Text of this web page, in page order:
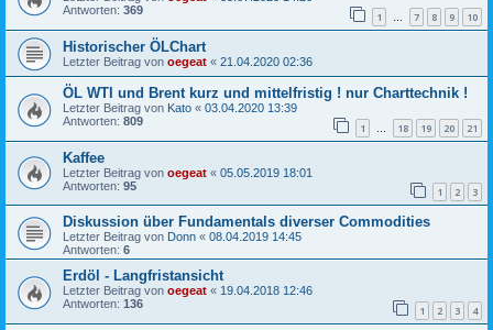
Antworten: 369 1 … 7 8 9 10
Historischer ÖLChart
Letzter Beitrag von oegeat « 21.04.2020 02:36
ÖL WTI und Brent kurz und mittelfristig ! nur Charttechnik !
Letzter Beitrag von Kato « 03.04.2020 13:39
Antworten: 809 1 … 18 19 20 21
Kaffee
Letzter Beitrag von oegeat « 05.05.2019 18:01
Antworten: 95 1 2 3
Diskussion über Fundamentals diverser Commodities
Letzter Beitrag von Donn « 08.04.2019 14:45
Antworten: 6
Erdöl - Langfristansicht
Letzter Beitrag von oegeat « 19.04.2018 12:46
Antworten: 136 1 2 3 4